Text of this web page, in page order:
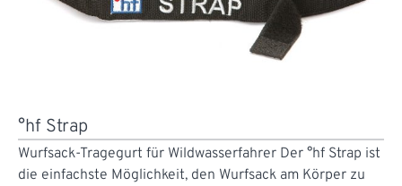
°hf Strap
Wurfsack-Tragegurt für Wildwasserfahrer Der °hf Strap ist
die einfachste Möglichkeit, den Wurfsack am Körper zu